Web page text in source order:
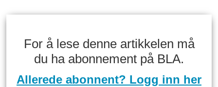
For å lese denne artikkelen må
du ha abonnement på BLA.
Allerede abonnent? Logg inn her